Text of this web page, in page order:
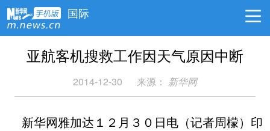
国际
亚航客机搜救工作因天气原因中断
2014-12-30 来源： 新华网
新华网雅加达１２月３０日电（记者周檬）印